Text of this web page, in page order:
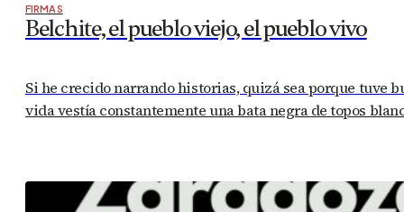
FIRMAS
Belchite, el pueblo viejo, el pueblo vivo
Si he crecido narrando historias, quizá sea porque tuve
vida vestía constantemente una bata negra de topos